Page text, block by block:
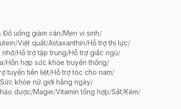
Đồ uống giảm cân/Men vi sinh/
/Việt quất/Astaxanthin/Hỗ trợ thị lực/
nhớ/Hỗ trợ tập trung/Hỗ trợ giấc ngủ/
/Hỗn hợp sức khỏe truyền thống/
tuyến tiền liệt/Hỗ trợ tóc cho nam/
Sức khỏe nữ giới hằng ngày/
dược/Magie/Vitamin tổng hợp/Sắt/Kẽm/